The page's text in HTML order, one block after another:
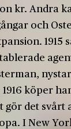
kr. Andra
och
1915
köper
gör det svårt
I New